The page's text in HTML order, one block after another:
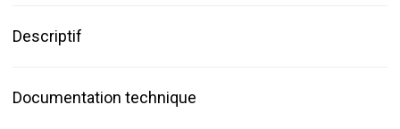
Descriptif
Documentation technique